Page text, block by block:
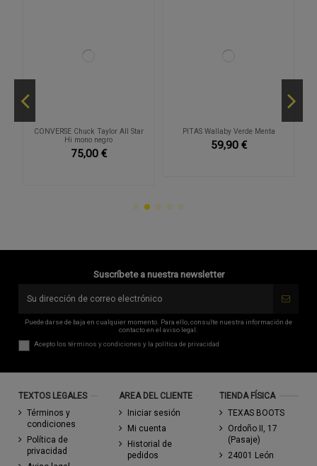
CONVERSE Chuck Taylor All Star
Hi mono negro
75,00 €
PITAS Wallaby Verde Menta
59,90 €
Suscríbete a nuestra newsletter
Puede darse de baja en cualquier momento. Para ello, consulte nuestra información de
contacto en el aviso legal.
Acepto lostérminos y condiciones y la política de privacidad
TEXTOS LEGALES
Términos y
condiciones
Política de
privacidad
AREA DEL CLIENTE
Iniciar sesión
Mi cuenta
Historial de
pedidos
TIENDA FÍSICA
TEXAS BOOTS
Ordoño II, 17
(Pasaje)
24001 León